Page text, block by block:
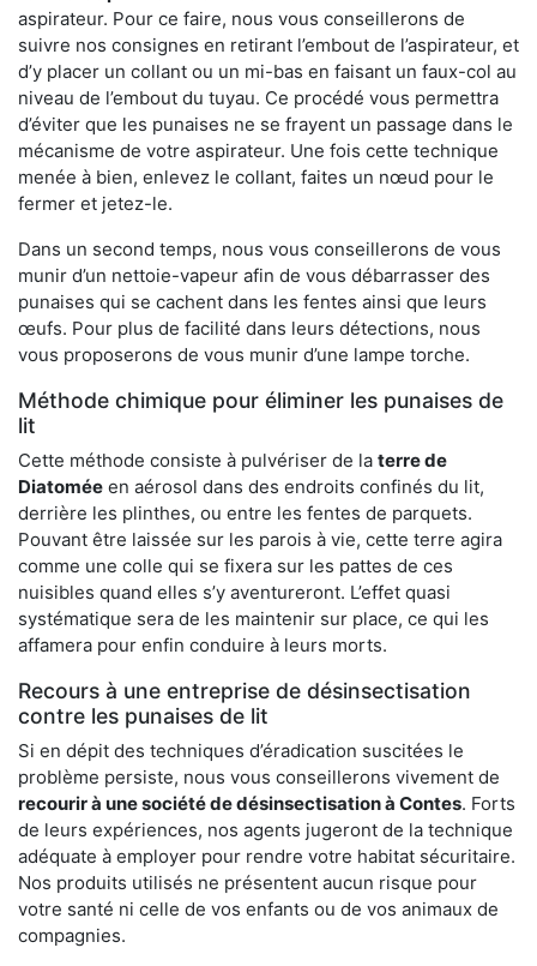
aspirateur. Pour ce faire, nous vous conseillerons de
suivre nos consignes en retirant l’embout de l’aspirateur, et
d’y placer un collant ou un mi-bas en faisant un faux-col au
niveau de l’embout du tuyau. Ce procédé vous permettra
d’éviter que les punaises ne se frayent un passage dans le
mécanisme de votre aspirateur. Une fois cette technique
menée à bien, enlevez le collant, faites un nœud pour le
fermer et jetez-le.
Dans un second temps, nous vous conseillerons de vous
munir d’un nettoie-vapeur afin de vous débarrasser des
punaises qui se cachent dans les fentes ainsi que leurs
œufs. Pour plus de facilité dans leurs détections, nous
vous proposerons de vous munir d’une lampe torche.
Méthode chimique pour éliminer les punaises de
lit
Cette méthode consiste à pulvériser de la terre de
Diatomée en aérosol dans des endroits confinés du lit,
derrière les plinthes, ou entre les fentes de parquets.
Pouvant être laissée sur les parois à vie, cette terre agira
comme une colle qui se fixera sur les pattes de ces
nuisibles quand elles s’y aventureront. L’effet quasi
systématique sera de les maintenir sur place, ce qui les
affamera pour enfin conduire à leurs morts.
Recours à une entreprise de désinsectisation
contre les punaises de lit
Si en dépit des techniques d’éradication suscitées le
problème persiste, nous vous conseillerons vivement de
recourir à une société de désinsectisation à Contes. Forts
de leurs expériences, nos agents jugeront de la technique
adéquate à employer pour rendre votre habitat sécuritaire.
Nos produits utilisés ne présentent aucun risque pour
votre santé ni celle de vos enfants ou de vos animaux de
compagnies.